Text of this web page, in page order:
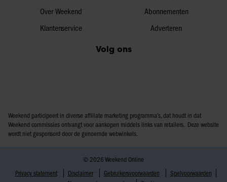
Over Weekend
Klantenservice
Abonnementen
Adverteren
Volg ons
Weekend participeert in diverse affiliate marketing programma’s, dat houdt in dat
Weekend commissies ontvangt voor aankopen middels links van retailers. Deze website
wordt niet gesponsord door de genoemde webwinkels.
© 2026 Weekend Online
Privacy statement
Disclaimer Gebruikersvoorwaarden
Spelvoorwaarden